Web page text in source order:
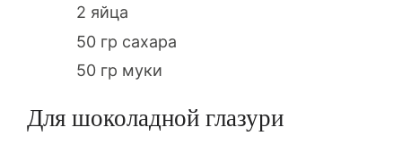
2 яйца
50 гр сахара
50 гр муки
Для шоколадной глазури